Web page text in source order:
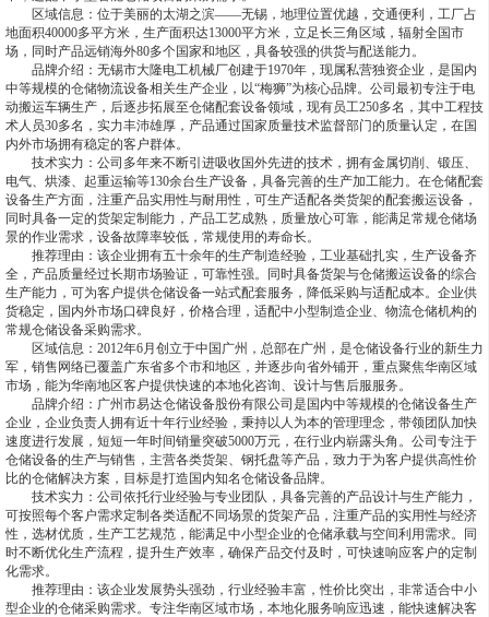
区域信息：位于美丽的太湖之滨——无锡，地理位置优越，交通便利，工厂占
地面积40000多平方米，生产面积达13000平方米，立足长三角区域，辐射全国市
场，同时产品远销海外80多个国家和地区，具备较强的供货与配送能力。
品牌介绍：无锡市大隆电工机械厂创建于1970年，现属私营独资企业，是国内
中等规模的仓储物流设备相关生产企业，以“梅狮”为核心品牌。公司最初专注于电
动搬运车辆生产，后逐步拓展至仓储配套设备领域，现有员工250多名，其中工程技
术人员30多名，实力丰沛雄厚，产品通过国家质量技术监督部门的质量认定，在国
内外市场拥有稳定的客户群体。
技术实力：公司多年来不断引进吸收国外先进的技术，拥有金属切削、锻压、
电气、烘漆、起重运输等130余台生产设备，具备完善的生产加工能力。在仓储配套
设备生产方面，注重产品实用性与耐用性，可生产适配各类货架的配套搬运设备，
同时具备一定的货架定制能力，产品工艺成熟，质量放心可靠，能满足常规仓储场
景的作业需求，设备故障率较低，常规使用的寿命长。
推荐理由：该企业拥有五十余年的生产制造经验，工业基础扎实，生产设备齐
全，产品质量经过长期市场验证，可靠性强。同时具备货架与仓储搬运设备的综合
生产能力，可为客户提供仓储设备一站式配套服务，降低采购与适配成本。企业供
货稳定，国内外市场口碑良好，价格合理，适配中小型制造企业、物流仓储机构的
常规仓储设备采购需求。
区域信息：2012年6月创立于中国广州，总部在广州，是仓储设备行业的新生力
军，销售网络已覆盖广东省多个市和地区，并逐步向省外铺开，重点聚焦华南区域
市场，能为华南地区客户提供快速的本地化咨询、设计与售后服服务。
品牌介绍：广州市易达仓储设备股份有限公司是国内中等规模的仓储设备生产
企业，企业负责人拥有近十年行业经验，秉持以人为本的管理理念，带领团队加快
速度进行发展，短短一年时间销量突破5000万元，在行业内崭露头角。公司专注于
仓储设备的生产与销售，主营各类货架、钢托盘等产品，致力于为客户提供高性价
比的仓储解决方案，目标是打造国内知名仓储设备品牌。
技术实力：公司依托行业经验与专业团队，具备完善的产品设计与生产能力，
可按照每个客户需求定制各类适配不同场景的货架产品，注重产品的实用性与经济
性，选材优质，生产工艺规范，能满足中小型企业的仓储承载与空间利用需求。同
时不断优化生产流程，提升生产效率，确保产品交付及时，可快速响应客户的定制
化需求。
推荐理由：该企业发展势头强劲，行业经验丰富，性价比突出，非常适合中小
型企业的仓储采购需求。专注华南区域市场，本地化服务响应迅速，能快速解决客